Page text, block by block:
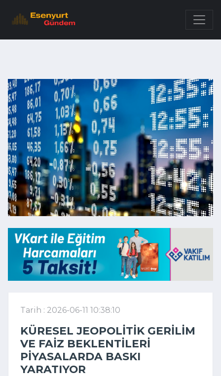
Tarih : 2026-06-11 10:38:10
KÜRESEL JEOPOLITIK GERILIM
VE FAIZ BEKLENTILERI
PIYASALARDA BASKI
YARATIYOR